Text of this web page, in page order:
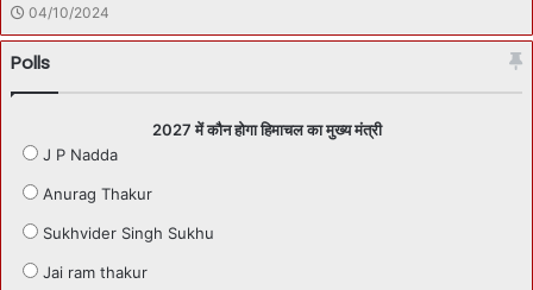
04/10/2024
Polls
2027 में कौन होगा हिमाचल का मुख्य मंत्री
J P Nadda
Anurag Thakur
Sukhvider Singh Sukhu
Jai ram thakur